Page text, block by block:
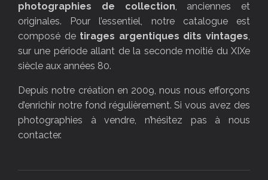
photographies de collection, anciennes et
originales. Pour l’essentiel, notre catalogue est
composé de tirages argentiques dits vintages,
sur une période allant de la seconde moitié du XIXe
siècle aux années 80.
Depuis notre création en 2009, nous nous efforçons
d’enrichir notre fond régulièrement. Si vous avez des
photographies à vendre, n’hésitez pas à nous
contacter.